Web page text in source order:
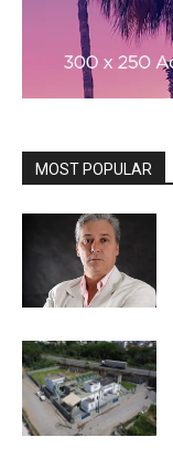
MOST POPULAR